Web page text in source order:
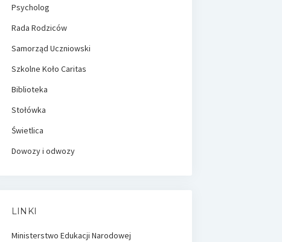
Psycholog
Rada Rodziców
Samorząd Uczniowski
Szkolne Koło Caritas
Biblioteka
Stołówka
Świetlica
Dowozy i odwozy
LINKI
Ministerstwo Edukacji Narodowej